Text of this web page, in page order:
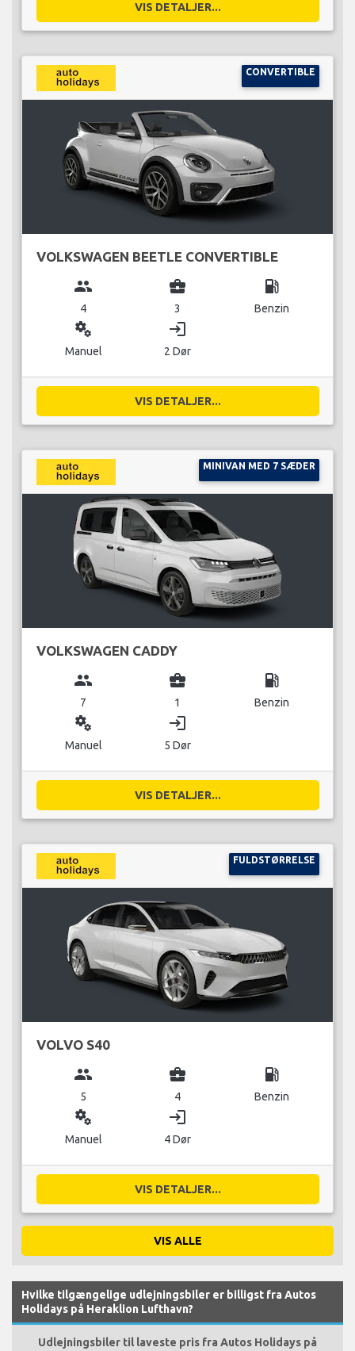
VIS DETALJER...
CONVERTIBLE
VOLKSWAGEN BEETLE CONVERTIBLE
group
4
business_center
3
local_gas_station
Benzin
miscellaneous_services
Manuel
login
2 Dør
VIS DETALJER...
MINIVAN MED 7 SÆDER
VOLKSWAGEN CADDY
group
7
business_center
1
local_gas_station
Benzin
miscellaneous_services
Manuel
login
5 Dør
VIS DETALJER...
FULDSTØRRELSE
VOLVO S40
group
5
business_center
4
local_gas_station
Benzin
miscellaneous_services
Manuel
login
4 Dør
VIS DETALJER...
VIS ALLE
Hvilke tilgængelige udlejningsbiler er billigst fra Autos
Holidays på Heraklion Lufthavn?
Udlejningsbiler til laveste pris fra Autos Holidays på